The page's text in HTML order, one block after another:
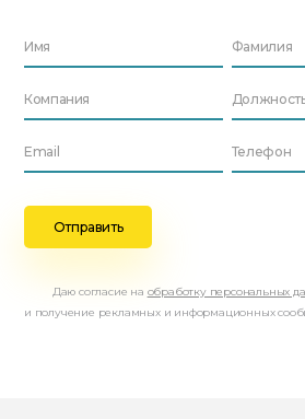
Даю согласие на обработку персональных
и получение рекламных и информационных